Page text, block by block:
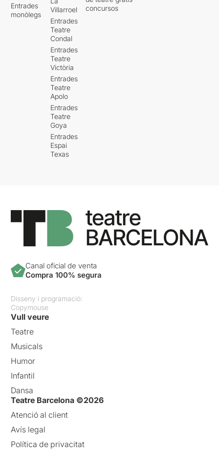
Entrades
monòlegs
Villarroel
Entrades
Teatre
Condal
Entrades
Teatre
Victòria
Entrades
Teatre
Apolo
Entrades
Teatre
Goya
Entrades
Espai
Texas
concursos
Canal oficial de venta
Compra 100% segura
Disseny i programació:
Copymouse
Vull veure
Teatre
Musicals
Humor
Infantil
Dansa
Teatre Barcelona ©2026
Atenció al client
Avís legal
Política de privacitat